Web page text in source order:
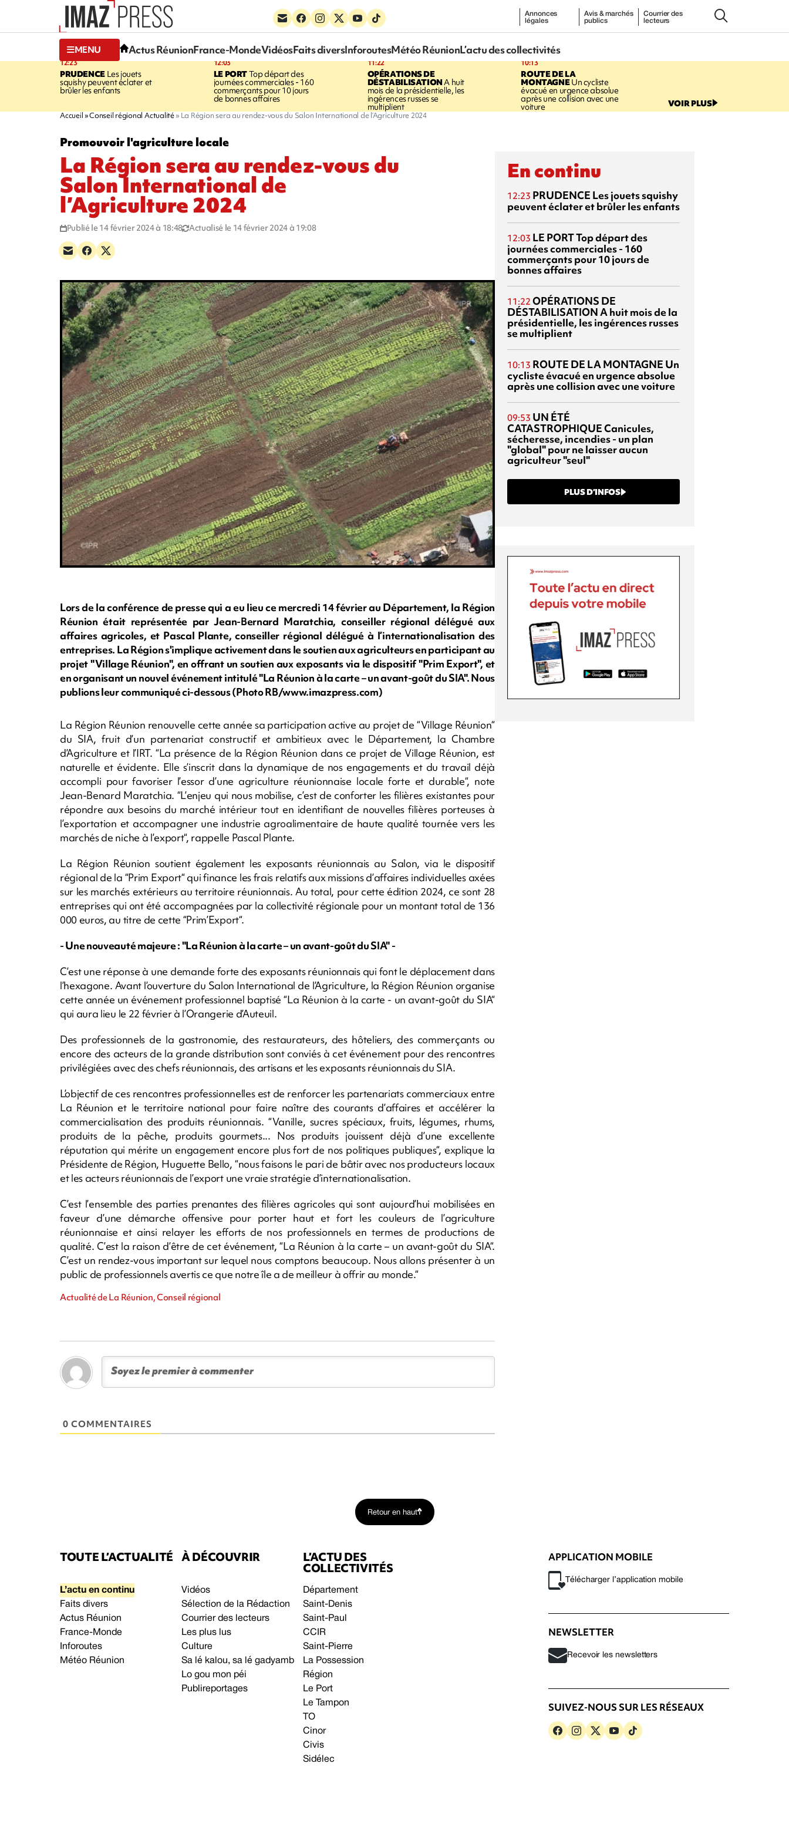
Annonces
légales
Avis & marchés
publics
Courrier des
lecteurs
MENU Actus RéunionFrance-MondeVidéosFaits diversInforoutesMétéo RéunionL’actu des collectivités
12:23
PRUDENCELes jouets
squishy peuvent éclater et
brûler les enfants
12:03
LE PORTTop départ des
journées commerciales - 160
commerçants pour 10 jours
de bonnes affaires
11:22
OPÉRATIONS DE
DÉSTABILISATIONA huit
mois de la présidentielle, les
ingérences russes se
multiplient
10:13
ROUTE DE LA
MONTAGNEUn cycliste
évacué en urgence absolue
après une collision avec une
voiture VOIR PLUS
Accueil Conseil régional Actualité La Région sera au rendez-vous du Salon International de l’Agriculture 2024
Promouvoir l'agriculture locale
La Région sera au rendez-vous du
Salon International de
l’Agriculture 2024
Publié le 14 février 2024 à 18:48 Actualisé le 14 février 2024 à 19:08
Lors de la conférence de presse qui a eu lieu ce mercredi 14 février au Département, la Région
Réunion était représentée par Jean-Bernard Maratchia, conseiller régional délégué aux
affaires agricoles, et Pascal Plante, conseiller régional délégué à l’internationalisation des
entreprises. La Région s'implique activement dans le soutien aux agriculteurs en participant au
projet "Village Réunion", en offrant un soutien aux exposants via le dispositif "Prim Export", et
en organisant un nouvel événement intitulé "La Réunion à la carte – un avant-goût du SIA". Nous
publions leur communiqué ci-dessous (Photo RB/www.imazpress.com)
La Région Réunion renouvelle cette année sa participation active au projet de “Village Réunion“
du SIA, fruit d’un partenariat constructif et ambitieux avec le Département, la Chambre
d’Agriculture et l’IRT. “La présence de la Région Réunion dans ce projet de Village Réunion, est
naturelle et évidente. Elle s’inscrit dans la dynamique de nos engagements et du travail déjà
accompli pour favoriser l’essor d’une agriculture réunionnaise locale forte et durable“, note
Jean-Benard Maratchia. “L’enjeu qui nous mobilise, c’est de conforter les filières existantes pour
répondre aux besoins du marché intérieur tout en identifiant de nouvelles filières porteuses à
l’exportation et accompagner une industrie agroalimentaire de haute qualité tournée vers les
marchés de niche à l’export“, rappelle Pascal Plante.
La Région Réunion soutient également les exposants réunionnais au Salon, via le dispositif
régional de la “Prim Export“ qui finance les frais relatifs aux missions d’affaires individuelles axées
sur les marchés extérieurs au territoire réunionnais. Au total, pour cette édition 2024, ce sont 28
entreprises qui ont été accompagnées par la collectivité régionale pour un montant total de 136
000 euros, au titre de cette “Prim’Export“.
- Une nouveauté majeure : "La Réunion à la carte – un avant-goût du SIA" -
C’est une réponse à une demande forte des exposants réunionnais qui font le déplacement dans
l’hexagone. Avant l’ouverture du Salon International de l’Agriculture, la Région Réunion organise
cette année un événement professionnel baptisé “La Réunion à la carte - un avant-goût du SIA“
qui aura lieu le 22 février à l’Orangerie d’Auteuil.
Des professionnels de la gastronomie, des restaurateurs, des hôteliers, des commerçants ou
encore des acteurs de la grande distribution sont conviés à cet événement pour des rencontres
privilégiées avec des chefs réunionnais, des artisans et les exposants réunionnais du SIA.
L’objectif de ces rencontres professionnelles est de renforcer les partenariats commerciaux entre
La Réunion et le territoire national pour faire naître des courants d’affaires et accélérer la
commercialisation des produits réunionnais. “Vanille, sucres spéciaux, fruits, légumes, rhums,
produits de la pêche, produits gourmets... Nos produits jouissent déjà d’une excellente
réputation qui mérite un engagement encore plus fort de nos politiques publiques“, explique la
Présidente de Région, Huguette Bello, “nous faisons le pari de bâtir avec nos producteurs locaux
et les acteurs réunionnais de l’export une vraie stratégie d’internationalisation.
C’est l’ensemble des parties prenantes des filières agricoles qui sont aujourd’hui mobilisées en
faveur d’une démarche offensive pour porter haut et fort les couleurs de l’agriculture
réunionnaise et ainsi relayer les efforts de nos professionnels en termes de productions de
qualité. C’est la raison d’être de cet événement, “La Réunion à la carte – un avant-goût du SIA“.
C’est un rendez-vous important sur lequel nous comptons beaucoup. Nous allons présenter à un
public de professionnels avertis ce que notre île a de meilleur à offrir au monde.“
Actualité de La Réunion, Conseil régional
0 COMMENTAIRES
En continu
12:23 PRUDENCE Les jouets squishy
peuvent éclater et brûler les enfants
12:03 LE PORTTop départ des
journées commerciales - 160
commerçants pour 10 jours de
bonnes affaires
11:22 OPÉRATIONS DE
DÉSTABILISATIONA huit mois de la
présidentielle, les ingérences russes
se multiplient
10:13 ROUTE DE LA MONTAGNE Un
cycliste évacué en urgence absolue
après une collision avec une voiture
09:53 UN ÉTÉ
CATASTROPHIQUECanicules,
sécheresse, incendies - un plan
"global" pour ne laisser aucun
agriculteur "seul"
PLUS D’INFOS
Retour en haut
TOUTE L’ACTUALITÉ
L’actu en continu
Faits divers
Actus Réunion
France-Monde
Inforoutes
Météo Réunion
À DÉCOUVRIR
Vidéos
Sélection de la Rédaction
Courrier des lecteurs
Les plus lus
Culture
Sa lé kalou, sa lé gadyamb
Lo gou mon péi
Publireportages
L’ACTU DES
COLLECTIVITÉS
Département
Saint-Denis
Saint-Paul
CCIR
Saint-Pierre
La Possession
Région
Le Port
Le Tampon
TO
Cinor
Civis
Sidélec
APPLICATION MOBILE
Télécharger l’application mobile
NEWSLETTER
Recevoir les newsletters
SUIVEZ-NOUS SUR LES RÉSEAUX